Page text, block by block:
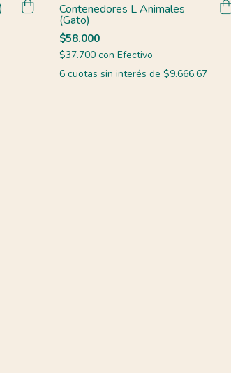
Contenedores L Animales
(Gato)
$58.000
$37.700 con Efectivo
6 cuotas sin interés de $9.666,67